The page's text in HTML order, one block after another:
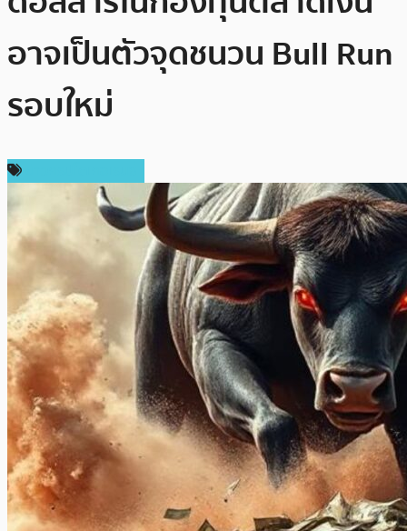
อาจเป็นตัวจุดชนวน Bull Run
รอบใหม่